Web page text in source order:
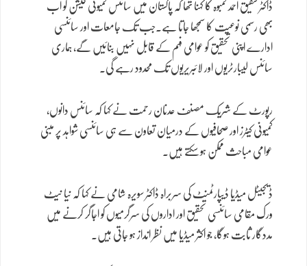
ڈاکٹر شفیق احمد کمبوہ کا کہنا تھا کہ پاکستان میں سائنس کمیونی کیشن کو اب
بھی رسمی نوعیت کا سمجھا جاتا ہے۔جب تک جامعات اور سائنسی
ادارے اپنی تحقیق کو عوامی فہم کے قابل نہیں بنائیں گے، ہماری
سائنس لیبارٹریوں اور لائبریریوں تک محدود رہے گی۔
رپورٹ کے شریک مصنف عدنان رحمت نے کہا کہ سائنس دانوں،
کمیونی کیٹرز اور صحافیوں کے درمیان تعاون سے ہی سائنسی شواہد پر مبنی
عوامی مباحث ممکن ہو سکتے ہیں۔
ڈیجیٹل میڈیا ڈیپارٹمنٹ کی سربراہ ڈاکٹر سویرہ شامی نے کہا کہ نیا نیٹ
ورک مقامی سائنسی تحقیق اور اداروں کی سرگرمیوں کو اجاگر کرنے میں
مددگار ثابت ہوگا، جو اکثر میڈیا میں نظر انداز ہو جاتی ہیں۔